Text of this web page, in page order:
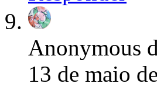
Anonymous
13 de maio